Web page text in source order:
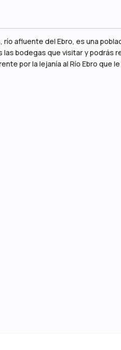
afluente del Ebro, es una
bodegas que visitar y podrás
por la lejanía al Río Ebro que